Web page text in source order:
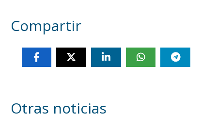
Compartir
Otras noticias